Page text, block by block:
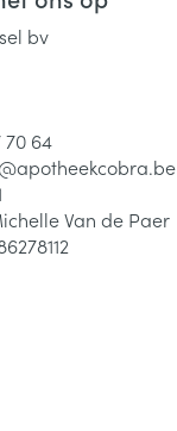
bv
70 64
apotheekcobra.be
Van de Paer